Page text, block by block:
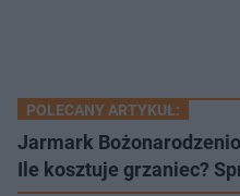
POLECANY ARTYKUŁ:
Jarmark
Ile kosztuje grzaniec?